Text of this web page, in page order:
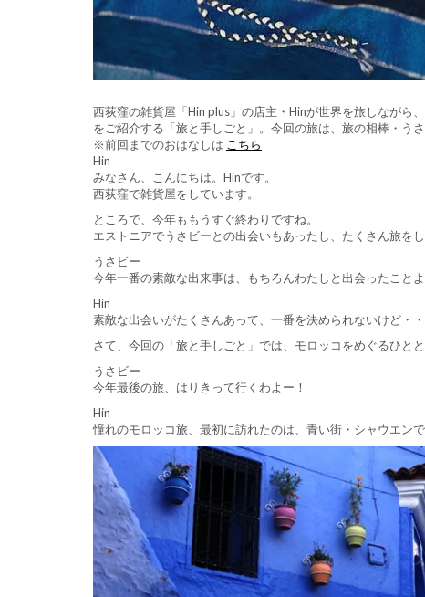
西荻窪の雑貨屋「Hin plus」の店主・Hinが世界を旅しながら
をご紹介する「旅と手しごと」。今回の旅は、旅の相棒・う
※前回までのおはなしは こちら
Hin
みなさん、こんにちは。Hinです。
西荻窪で雑貨屋をしています。
ところで、今年ももうすぐ終わりですね。
エストニアでうさビーとの出会いもあったし、たくさん旅をし
うさビー
今年一番の素敵な出来事は、もちろんわたしと出会ったこと
Hin
素敵な出会いがたくさんあって、一番を決められないけど・
さて、今回の「旅と手しごと」では、モロッコをめぐるひと
うさビー
今年最後の旅、はりきって行くわよー！
Hin
憧れのモロッコ旅、最初に訪れたのは、青い街・シャウエンで